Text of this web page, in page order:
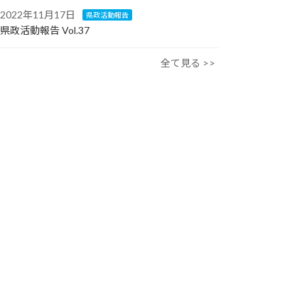
2022年11月17日 県政活動報告
県政活動報告 Vol.37
全て見る >>